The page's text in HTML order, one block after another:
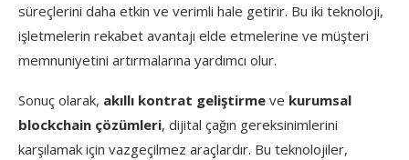
süreçlerini daha etkin ve verimli hale getirir. Bu iki teknoloji,
işletmelerin rekabet avantajı elde etmelerine ve müşteri
memnuniyetini artırmalarına yardımcı olur.
Sonuç olarak, akıllı kontrat geliştirme ve kurumsal
blockchain çözümleri, dijital çağın gereksinimlerini
karşılamak için vazgeçilmez araçlardır. Bu teknolojiler,